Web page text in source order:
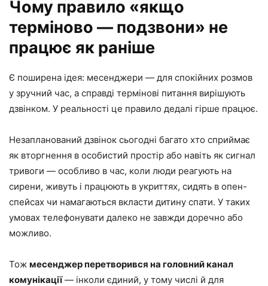
Чому правило «якщо
терміново — подзвони» не
працює як раніше
Є поширена ідея: месенджери — для спокійних розмов
у зручний час, а справді термінові питання вирішують
дзвінком. У реальності це правило дедалі гірше працює.
Незапланований дзвінок сьогодні багато хто сприймає
як вторгнення в особистий простір або навіть як сигнал
тривоги — особливо в час, коли люди реагують на
сирени, живуть і працюють в укриттях, сидять в опен-
спейсах чи намагаються вкласти дитину спати. У таких
умовах телефонувати далеко не завжди доречно або
можливо.
Тож месенджер перетворився на головний канал
комунікації— інколи єдиний, у тому числі й для